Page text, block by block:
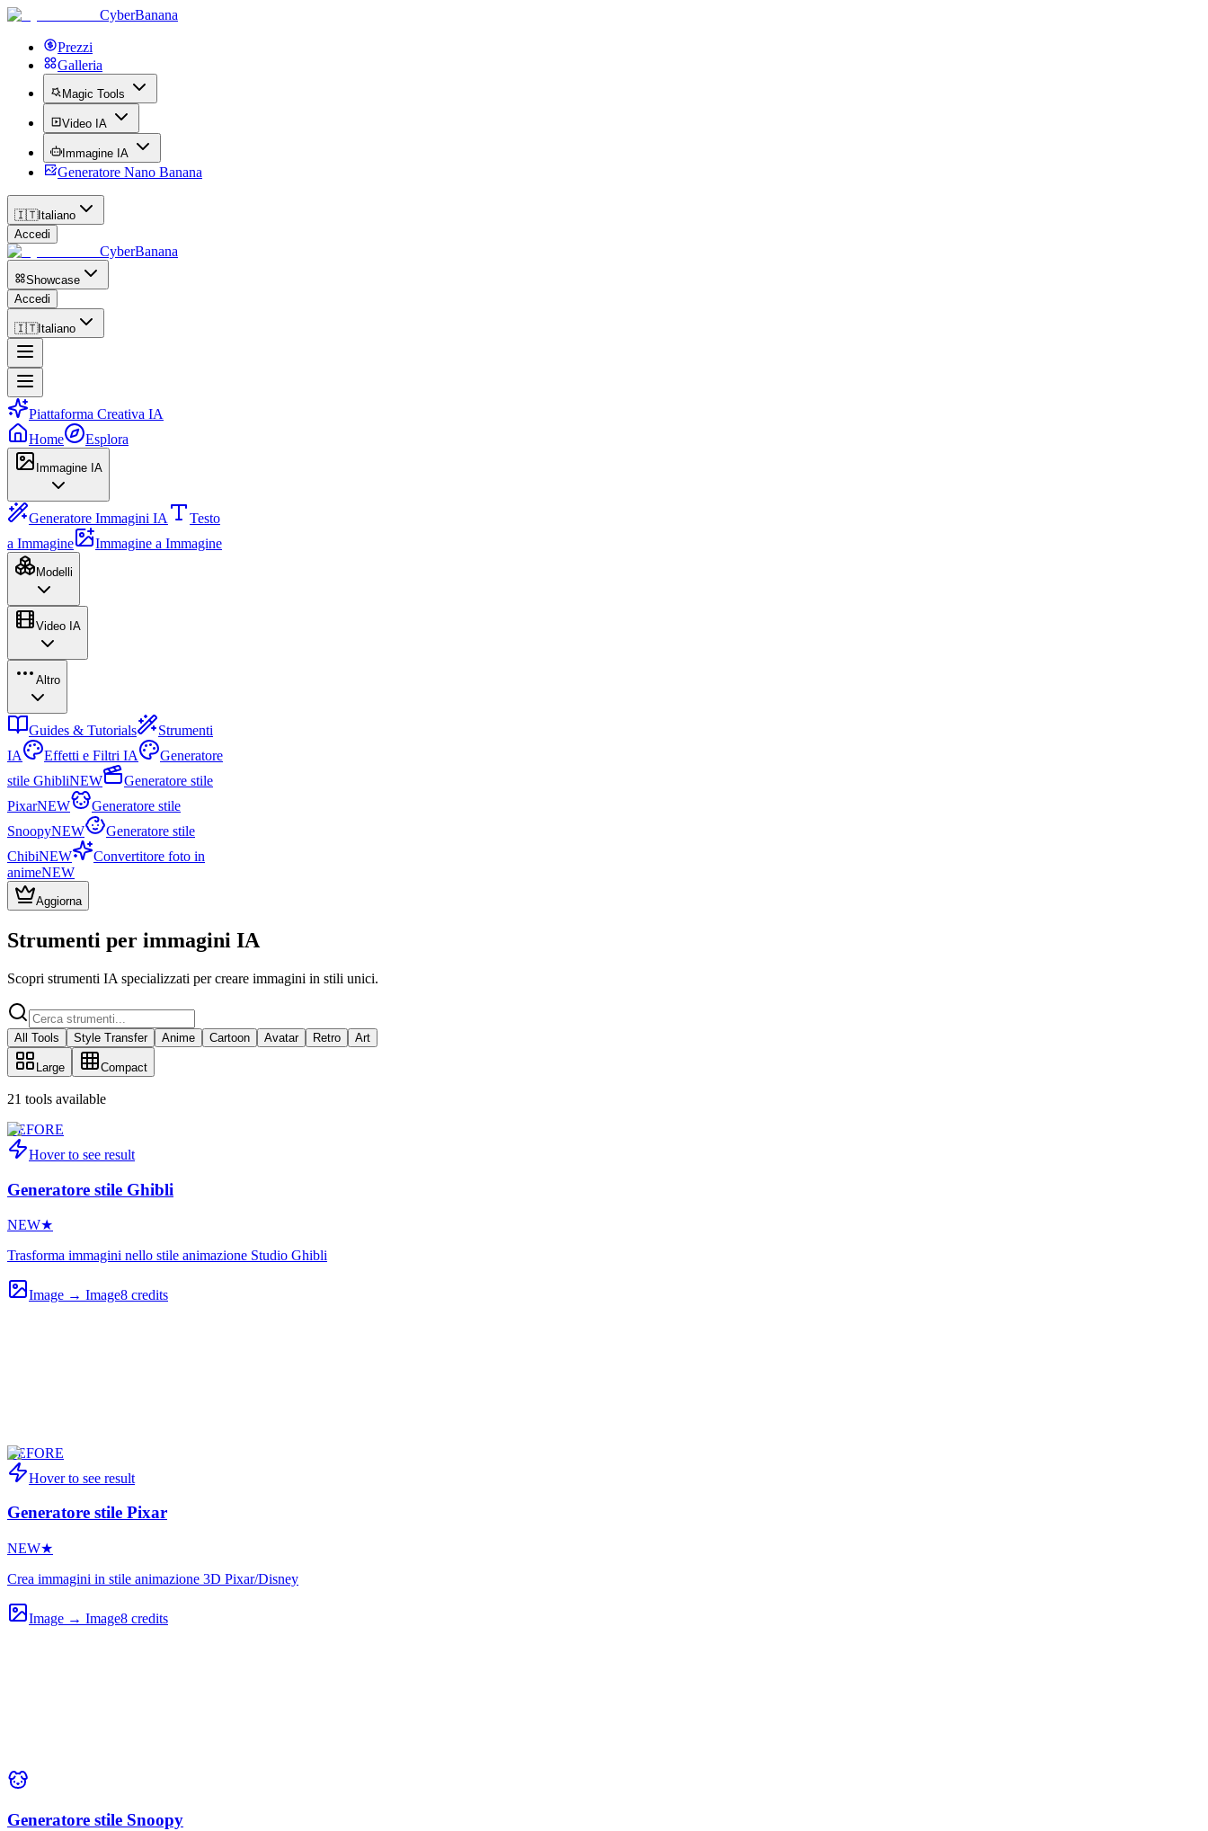
CyberBanana
Prezzi
Galleria
Magic Tools
Video IA
Immagine IA
Generatore Nano Banana
🇮🇹Italiano
Accedi
CyberBanana
Showcase
Accedi
🇮🇹Italiano
Piattaforma Creativa IA
Home
Esplora
Immagine IA
Generatore Immagini IA
Testo
a Immagine
Immagine a Immagine
Modelli
Video IA
Altro
Guides & Tutorials
Strumenti
IA
Effetti e Filtri IA
Generatore
stile GhibliNEW
Generatore stile
PixarNEW
Generatore stile
SnoopyNEW
Generatore stile
ChibiNEW
Convertitore foto in
animeNEW
Aggiorna
Strumenti per immagini IA
Scopri strumenti IA specializzati per creare immagini in stili unici.
All Tools Style Transfer Anime Cartoon Avatar Retro Art
Large Compact
21 tools available
BEFORE
Hover to see result
Generatore stile Ghibli
NEW★
Trasforma immagini nello stile animazione Studio Ghibli
Image → Image8 credits
BEFORE
Hover to see result
Generatore stile Pixar
NEW★
Crea immagini in stile animazione 3D Pixar/Disney
Image → Image8 credits
Generatore stile Snoopy